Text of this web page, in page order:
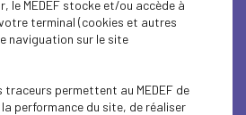
le MEDEF stocke et/ou accède à
terminal (cookies et autres
naviguation sur le site
permettent au MEDEF de
performance du site, de réaliser